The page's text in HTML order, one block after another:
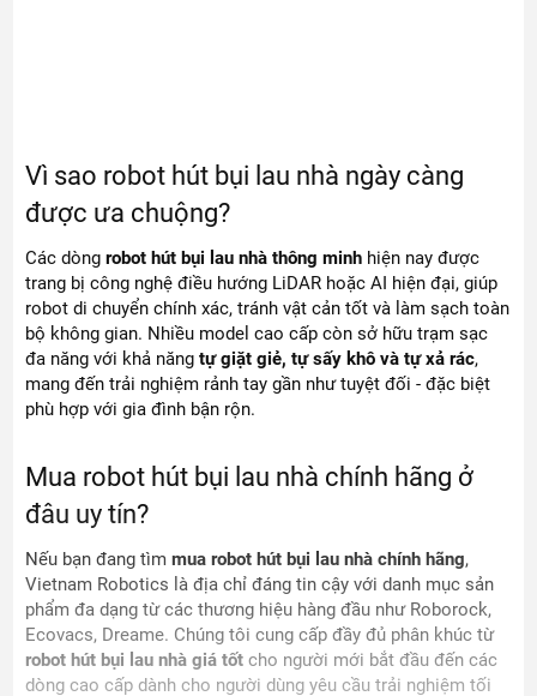
Vì sao robot hút bụi lau nhà ngày càng
được ưa chuộng?
Các dòngrobot hút bụi lau nhà thông minh hiện nay được
trang bị công nghệ điều hướng LiDAR hoặc AI hiện đại, giúp
robot di chuyển chính xác, tránh vật cản tốt và làm sạch toàn
bộ không gian. Nhiều model cao cấp còn sở hữu trạm sạc
đa năng với khả năngtự giặt giẻ, tự sấy khô và tự xả rác,
mang đến trải nghiệm rảnh tay gần như tuyệt đối - đặc biệt
phù hợp với gia đình bận rộn.
Mua robot hút bụi lau nhà chính hãng ở
đâu uy tín?
Nếu bạn đang tìmmua robot hút bụi lau nhà chính hãng,
Vietnam Robotics là địa chỉ đáng tin cậy với danh mục sản
phẩm đa dạng từ các thương hiệu hàng đầu như Roborock,
Ecovacs, Dreame. Chúng tôi cung cấp đầy đủ phân khúc từ
robot hút bụi lau nhà giá tốt cho người mới bắt đầu đến các
dòng cao cấp dành cho người dùng yêu cầu trải nghiệm tối